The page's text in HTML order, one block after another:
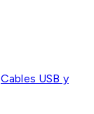
Cables USB y